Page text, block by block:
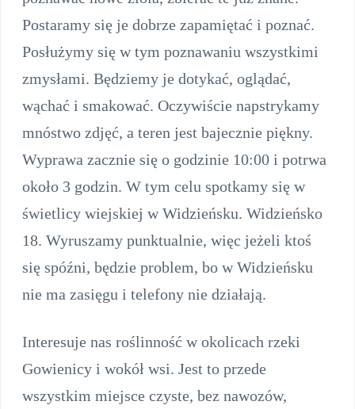
Postaramy się je dobrze zapamiętać i poznać.
Posłużymy się w tym poznawaniu wszystkimi
zmysłami. Będziemy je dotykać, oglądać,
wąchać i smakować. Oczywiście napstrykamy
mnóstwo zdjęć, a teren jest bajecznie piękny.
Wyprawa zacznie się o godzinie 10:00 i potrwa
około 3 godzin. W tym celu spotkamy się w
świetlicy wiejskiej w Widzieńsku. Widzieńsko
18. Wyruszamy punktualnie, więc jeżeli ktoś
się spóźni, będzie problem, bo w Widzieńsku
nie ma zasięgu i telefony nie działają.
Interesuje nas roślinność w okolicach rzeki
Gowienicy i wokół wsi. Jest to przede
wszystkim miejsce czyste, bez nawozów,